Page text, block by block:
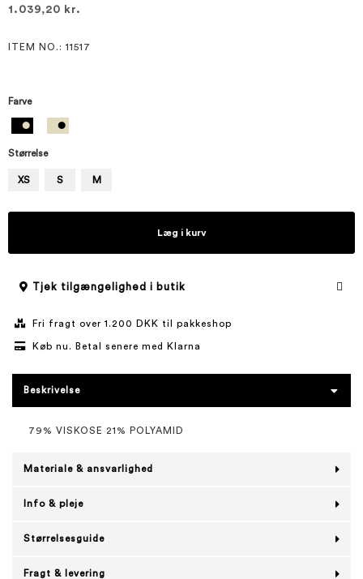
1.039,20 kr.
ITEM NO. : 11517
Farve
Størrelse
XS S M
Læg i kurv
Tjek tilgængelighed i butik
Fri fragt over 1.200 DKK til pakkeshop
Køb nu. Betal senere med Klarna
Beskrivelse
79% VISKOSE 21% POLYAMID
Materiale & ansvarlighed
Info & pleje
Størrelsesguide
Fragt & levering